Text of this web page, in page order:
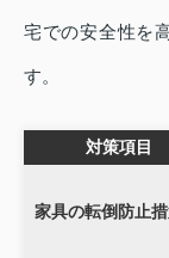
宅での安全性を
す。
対策項目
家具の転倒防止